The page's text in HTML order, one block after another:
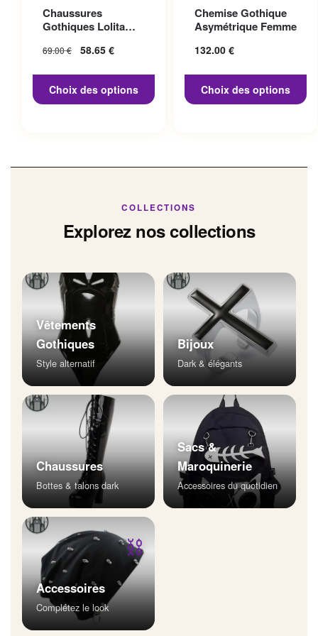
Chaussures
Gothiques Lolita
69.00€
Le prix initial
58.65 €
58.65 €.
Choix des options
variations. Les options
peuvent être choisies sur la
page du produit
Chemise Gothique
Asymétrique Femme
132.00 €
Choix des options
variations. Les options
peuvent être choisies sur la
page du produit
COLLECTIONS
Explorez nos collections
Vêtements
Gothiques
Style alternatif
Bijoux
Dark & élégants
Chaussures
Bottes & talons dark
Sacs &
Maroquinerie
Accessoires du quotidien
⛓
Accessoires
Complétez le look